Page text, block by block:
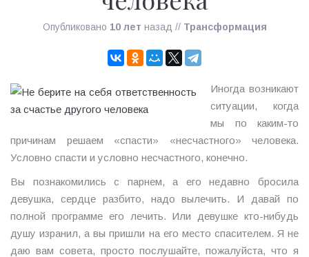
Опубликовано 10 лет назад // Трансформация
Иногда возникают
ситуации, когда
мы по каким-то
причинам решаем «спасти» «несчастного» человека.
Условно спасти и условно несчастного, конечно.
Вы познакомились с парнем, а его недавно бросила
девушка, сердце разбито, надо вылечить. И давай по
полной программе его лечить. Или девушке кто-нибудь
душу изранил, а вы пришли на его место спасителем. Я не
даю вам совета, просто послушайте, пожалуйста, что я